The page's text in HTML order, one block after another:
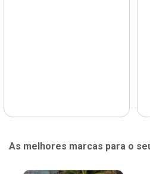
As melhores marcas para o